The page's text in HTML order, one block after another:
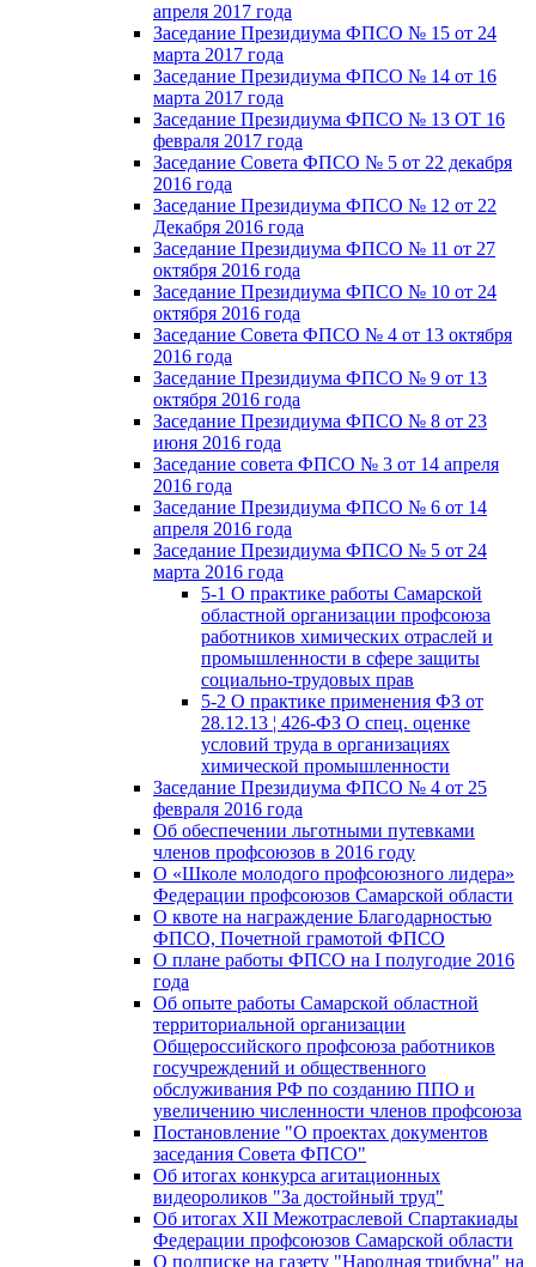
апреля 2017 года
Заседание Президиума ФПСО № 15 от 24
марта 2017 года
Заседание Президиума ФПСО № 14 от 16
марта 2017 года
Заседание Президиума ФПСО № 13 ОТ 16
февраля 2017 года
Заседание Совета ФПСО № 5 от 22 декабря
2016 года
Заседание Президиума ФПСО № 12 от 22
Декабря 2016 года
Заседание Президиума ФПСО № 11 от 27
октября 2016 года
Заседание Президиума ФПСО № 10 от 24
октября 2016 года
Заседание Совета ФПСО № 4 от 13 октября
2016 года
Заседание Президиума ФПСО № 9 от 13
октября 2016 года
Заседание Президиума ФПСО № 8 от 23
июня 2016 года
Заседание совета ФПСО № 3 от 14 апреля
2016 года
Заседание Президиума ФПСО № 6 от 14
апреля 2016 года
Заседание Президиума ФПСО № 5 от 24
марта 2016 года
5-1 О практике работы Самарской
областной организации профсоюза
работников химических отраслей и
промышленности в сфере защиты
социально-трудовых прав
5-2 О практике применения ФЗ от
28.12.13 ¦ 426-ФЗ О спец. оценке
условий труда в организациях
химической промышленности
Заседание Президиума ФПСО № 4 от 25
февраля 2016 года
Об обеспечении льготными путевками
членов профсоюзов в 2016 году
О «Школе молодого профсоюзного лидера»
Федерации профсоюзов Самарской области
О квоте на награждение Благодарностью
ФПСО, Почетной грамотой ФПСО
О плане работы ФПСО на I полугодие 2016
года
Об опыте работы Самарской областной
территориальной организации
Общероссийского профсоюза работников
госучреждений и общественного
обслуживания РФ по созданию ППО и
увеличению численности членов профсоюза
Постановление "О проектах документов
заседания Совета ФПСО"
Об итогах конкурса агитационных
видеороликов "За достойный труд"
Об итогах XII Межотраслевой Спартакиады
Федерации профсоюзов Самарской области
О подписке на газету "Народная трибуна" на